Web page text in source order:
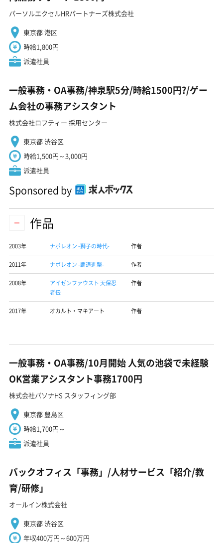
パーソルエクセルHRパートナーズ株式会社
東京都 港区
時給1,800円
派遣社員
一般事務・OA事務/神泉駅5分/時給1500円?/ゲー
ム会社の事務アシスタント
株式会社ロフティー 採用センター
東京都 渋谷区
時給1,500円～3,000円
派遣社員
Sponsored by
作品
2003年 ナポレオン -獅子の時代- 作者
2011年 ナポレオン -覇道進撃- 作者
2008年
アイゼンファウスト 天保忍
者伝
作者
2017年 オカルト・マキアート 作者
一般事務・OA事務/10月開始 人気の池袋で未経験
OK営業アシスタント事務1700円
株式会社パソナHS スタッフィング部
東京都 豊島区
時給1,700円～
派遣社員
バックオフィス「事務」/人材サービス「紹介/教
育/研修」
オールイン株式会社
東京都 渋谷区
年収400万円～600万円